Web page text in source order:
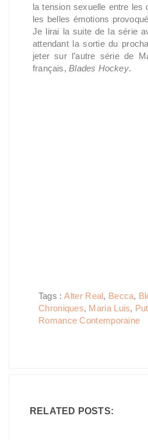
la tension sexuelle entre les
les belles émotions
Je lirai la suite de la série
attendant la sortie du
jeter sur l’autre série de
français,Blades Hockey.
Tags :Alter Real, Becca,
Chroniques, Maria Luis,
Romance Contemporaine
RELATED POSTS: